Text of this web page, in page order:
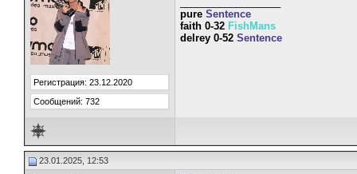
Регистрация: 23.12.2020
Сообщений: 732
pure Sentence
faith 0-32 FishMans
delrey 0-52 Sentence
23.01.2025, 12:53